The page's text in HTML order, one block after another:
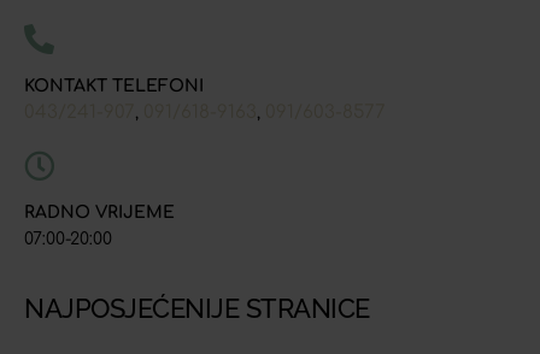
KONTAKT TELEFONI
, ,
RADNO VRIJEME
07:00-20:00
NAJPOSJEĆENIJE STRANICE